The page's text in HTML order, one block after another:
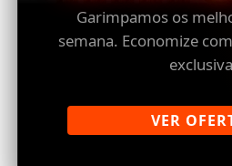
Garimpamos os
semana. Economize
VER